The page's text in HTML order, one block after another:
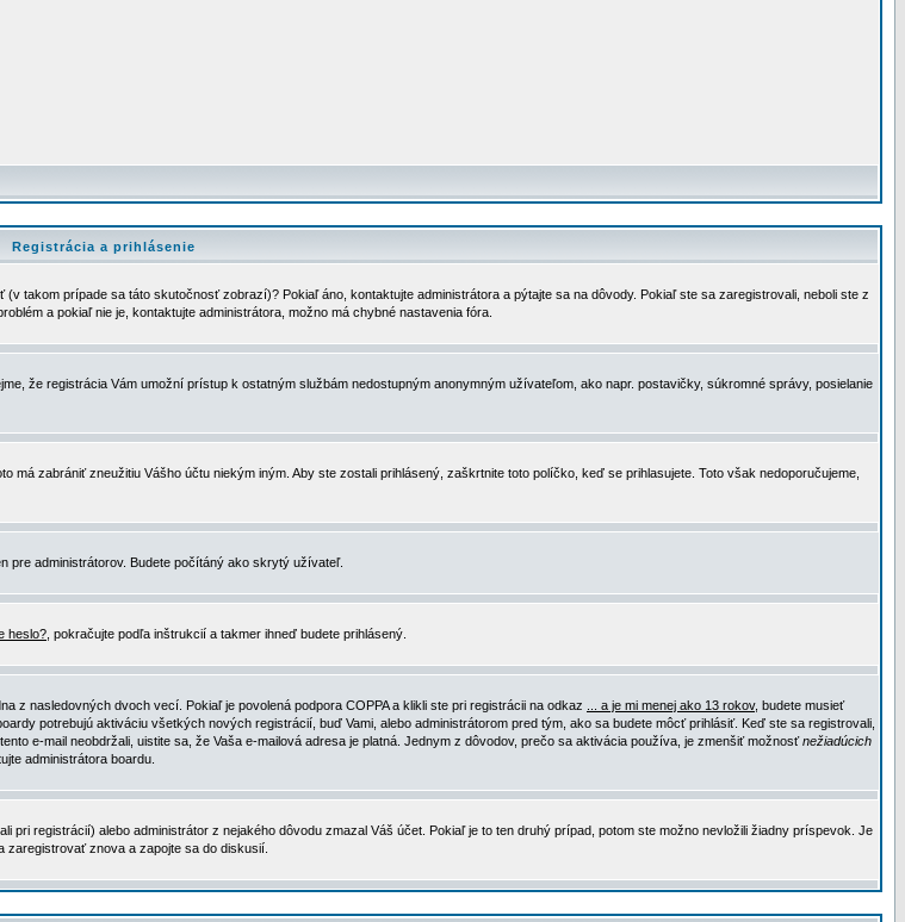
Registrácia a prihlásenie
takom prípade sa táto skutočnosť zobrazí)? Pokiaľ áno, kontaktujte administrátora a pýtajte sa na dôvody. Pokiaľ ste sa zaregistrovali, neboli ste z
a pokiaľ nie je, kontaktujte administrátora, možno má chybné nastavenia fóra.
že registrácia Vám umožní prístup k ostatným službám nedostupným anonymným užívateľom, ako napr. postavičky, súkromné správy, posielanie
má zabrániť zneužitiu Vášho účtu niekým iným. Aby ste zostali prihlásený, zaškrtnite toto políčko, keď se prihlasujete. Toto však nedoporučujeme,
pre administrátorov. Budete počítáný ako skrytý užívateľ.
heslo? , pokračujte podľa inštrukcií a takmer ihneď budete prihlásený.
z nasledovných dvoch vecí. Pokiaľ je povolená podpora COPPA a klikli ste pri registrácii na odkaz
... a je mi menej ako 13 rokov, budete musieť
potrebujú aktiváciu všetkých nových registrácií, buď Vami, alebo administrátorom pred tým, ako sa budete môcť prihlásiť. Keď ste sa registrovali,
e-mail neobdržali, uistite sa, že Vaša e-mailová adresa je platná. Jednym z dôvodov, prečo sa aktivácia používa, je zmenšiť možnosťnežiadúcich
administrátora boardu.
registrácií) alebo administrátor z nejakého dôvodu zmazal Váš účet. Pokiaľ je to ten druhý prípad, potom ste možno nevložili žiadny príspevok. Je
znova a zapojte sa do diskusií.